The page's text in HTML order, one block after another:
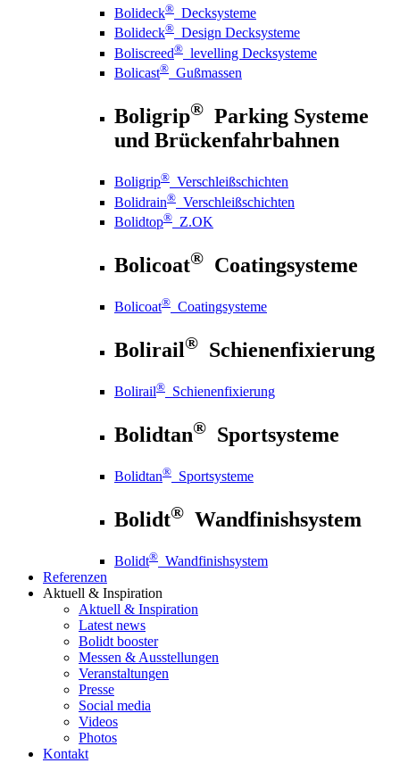
Bolideck® Decksysteme
Bolideck® Design Decksysteme
Boliscreed® levelling Decksysteme
Bolicast® Gußmassen
Boligrip® Parking Systeme
und Brückenfahrbahnen
Boligrip® Verschleißschichten
Bolidrain® Verschleißschichten
Bolidtop® Z.OK
Bolicoat® Coatingsysteme
Bolicoat® Coatingsysteme
Bolirail® Schienenfixierung
Bolirail® Schienenfixierung
Bolidtan® Sportsysteme
Bolidtan® Sportsysteme
Bolidt® Wandfinishsystem
Bolidt® Wandfinishsystem
Referenzen
Aktuell & Inspiration
Aktuell & Inspiration
Latest news
Bolidt booster
Messen & Ausstellungen
Veranstaltungen
Presse
Social media
Videos
Photos
Kontakt